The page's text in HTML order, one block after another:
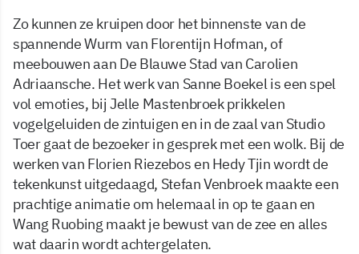
Zo kunnen ze kruipen door het binnenste van de
spannende Wurm van Florentijn Hofman, of
meebouwen aan De Blauwe Stad van Carolien
Adriaansche. Het werk van Sanne Boekel is een spel
vol emoties, bij Jelle Mastenbroek prikkelen
vogelgeluiden de zintuigen en in de zaal van Studio
Toer gaat de bezoeker in gesprek met een wolk. Bij de
werken van Florien Riezebos en Hedy Tjin wordt de
tekenkunst uitgedaagd, Stefan Venbroek maakte een
prachtige animatie om helemaal in op te gaan en
Wang Ruobing maakt je bewust van de zee en alles
wat daarin wordt achtergelaten.